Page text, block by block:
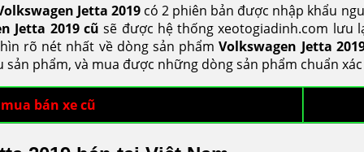
Jetta 2019 có 2 phiên bản được nhập khẩu
Jetta 2019 cũsẽ được hệ thống xeotogiadinh.com lưu
rõ nét nhất về dòng sản phẩmVolkswagen Jetta
phẩm, và mua được những dòng sản phẩm chuẩn
bán xe cũ